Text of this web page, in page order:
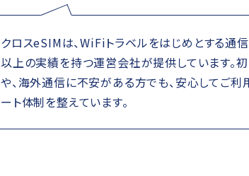
クロスeSIMは、WiFiトラベルをはじめとする通
以上の実績を持つ運営会社が提供しています。
や、海外通信に不安がある方でも、安心してご利
ート体制を整えています。